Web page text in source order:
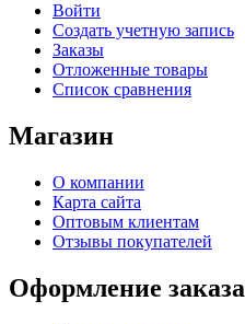
Войти
Создать учетную запись
Заказы
Отложенные товары
Список сравнения
Магазин
О компании
Карта сайта
Оптовым клиентам
Отзывы покупателей
Оформление заказа